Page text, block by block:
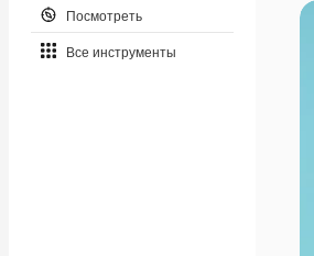
Посмотреть
Все инструменты